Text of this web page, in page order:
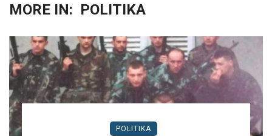
MORE IN: POLITIKA
POLITIKA